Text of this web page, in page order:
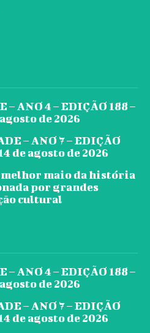
ANO 4 – EDIÇÃO 188 –
de 2026
– ANO 7 – EDIÇÃO
de agosto de 2026
melhor maio da história
por grandes
cultural
ANO 4 – EDIÇÃO 188 –
de 2026
– ANO 7 – EDIÇÃO
de agosto de 2026